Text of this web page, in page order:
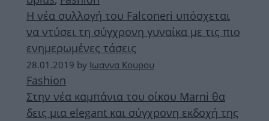
Η νέα συλλογή του Falconeri υπόσχεται
να ντύσει τη σύγχρονη γυναίκα με τις πιο
ενημερωμένες τάσεις
28.01.2019 by Ιωαννα Κουρου
Fashion
Στην νέα καμπάνια του οίκου Marni θα
δεις μια elegant και σύγχρονη εκδοχή της